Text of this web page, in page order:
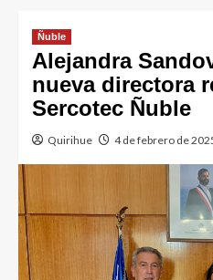
Ñuble
Alejandra
nueva directora
Sercotec Ñuble
Quirihue 4 de febrero de